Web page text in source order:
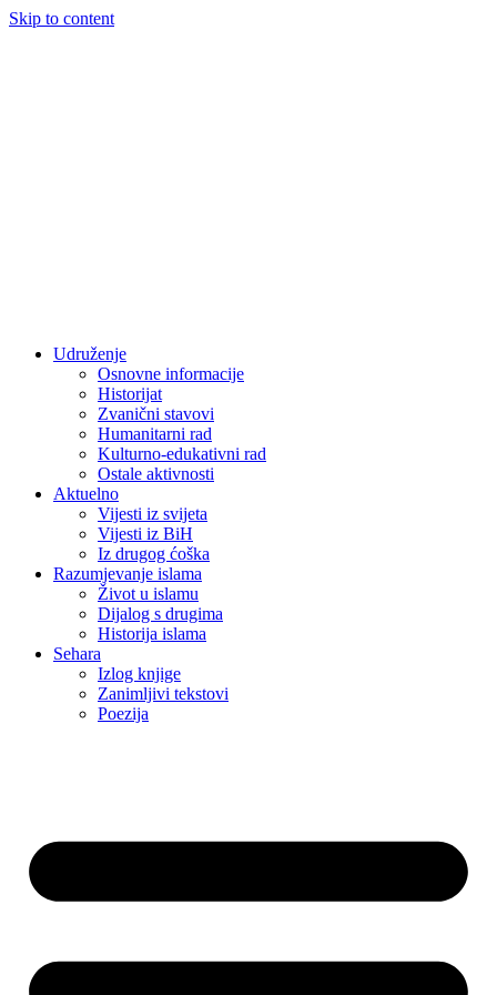
Skip to content
Udruženje
Osnovne informacije
Historijat
Zvanični stavovi
Humanitarni rad
Kulturno-edukativni rad
Ostale aktivnosti
Aktuelno
Vijesti iz svijeta
Vijesti iz BiH
Iz drugog ćoška
Razumjevanje islama
Život u islamu
Dijalog s drugima
Historija islama
Sehara
Izlog knjige
Zanimljivi tekstovi
Poezija